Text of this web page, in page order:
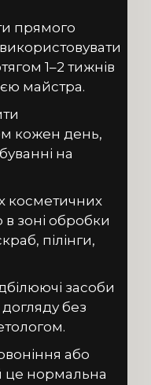
прямого
1–2 тижнів
майстра.
кожен день,
на
косметичних
в зоні обробки
пілінги,
засоби
без
або
це нормальна